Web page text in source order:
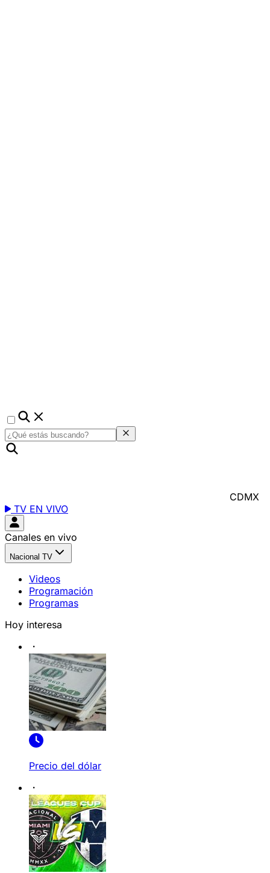
CDMX
TV EN VIVO
Canales en vivo
Nacional TV
Videos
Programación
Programas
Hoy interesa
Precio del dólar